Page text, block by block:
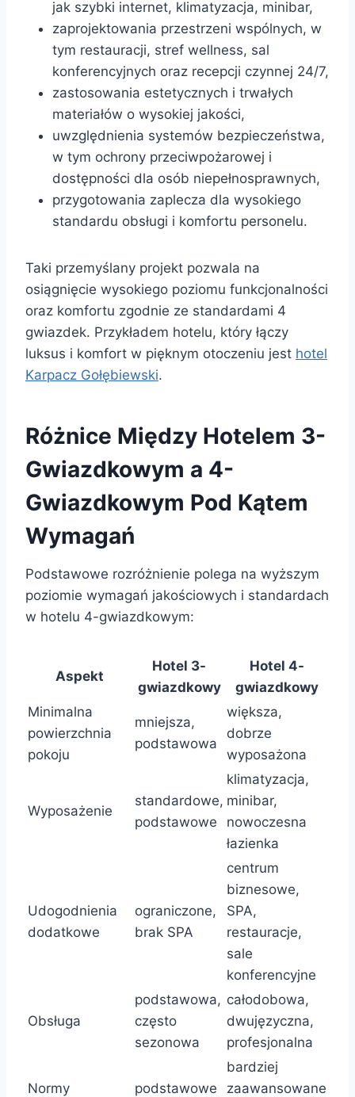
jak szybki internet, klimatyzacja, minibar,
zaprojektowania przestrzeni wspólnych, w
tym restauracji, stref wellness, sal
konferencyjnych oraz recepcji czynnej 24/7,
zastosowania estetycznych i trwałych
materiałów o wysokiej jakości,
uwzględnienia systemów bezpieczeństwa,
w tym ochrony przeciwpożarowej i
dostępności dla osób niepełnosprawnych,
przygotowania zaplecza dla wysokiego
standardu obsługi i komfortu personelu.
Taki przemyślany projekt pozwala na
osiągnięcie wysokiego poziomu funkcjonalności
oraz komfortu zgodnie ze standardami 4
gwiazdek. Przykładem hotelu, który łączy
luksus i komfort w pięknym otoczeniu jest hotel
Karpacz Gołębiewski.
Różnice Między Hotelem 3-
Gwiazdkowym a 4-
Gwiazdkowym Pod Kątem
Wymagań
Podstawowe rozróżnienie polega na wyższym
poziomie wymagań jakościowych i standardach
w hotelu 4-gwiazdkowym:
Aspekt
Hotel 3-
gwiazdkowy
Hotel 4-
gwiazdkowy
Minimalna
powierzchnia
pokoju
mniejsza,
podstawowa
większa,
dobrze
wyposażona
Wyposażenie
standardowe,
podstawowe
klimatyzacja,
minibar,
nowoczesna
łazienka
Udogodnienia
dodatkowe
ograniczone,
brak SPA
centrum
biznesowe,
SPA,
restauracje,
sale
konferencyjne
Obsługa
podstawowa,
często
sezonowa
całodobowa,
dwujęzyczna,
profesjonalna
Normy
podstawowe
bardziej
zaawansowane